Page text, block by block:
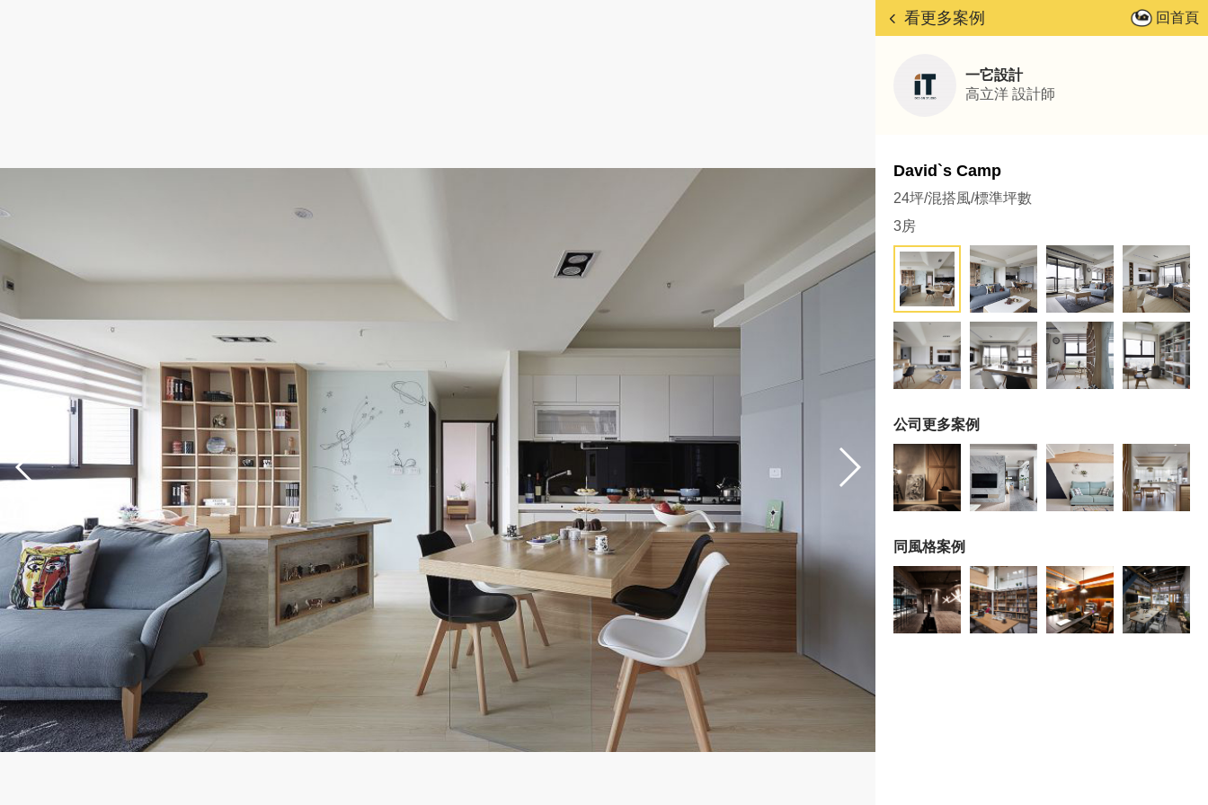
看更多案例 回首頁
一它設計
高立洋 設計師
David`s Camp
24坪/混搭風/標準坪數
3房
公司更多案例
同風格案例